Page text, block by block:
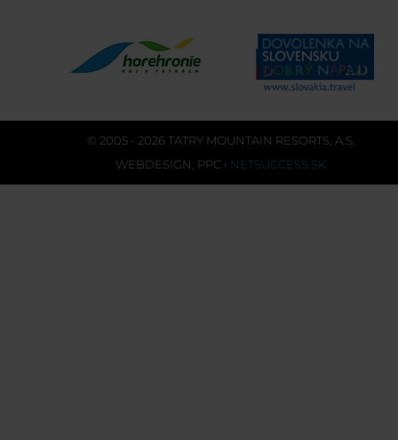
© 2005 - 2026 TATRY MOUNTAIN RESORTS, A.S.
WEBDESIGN PPC › NETSUCCESS.SK